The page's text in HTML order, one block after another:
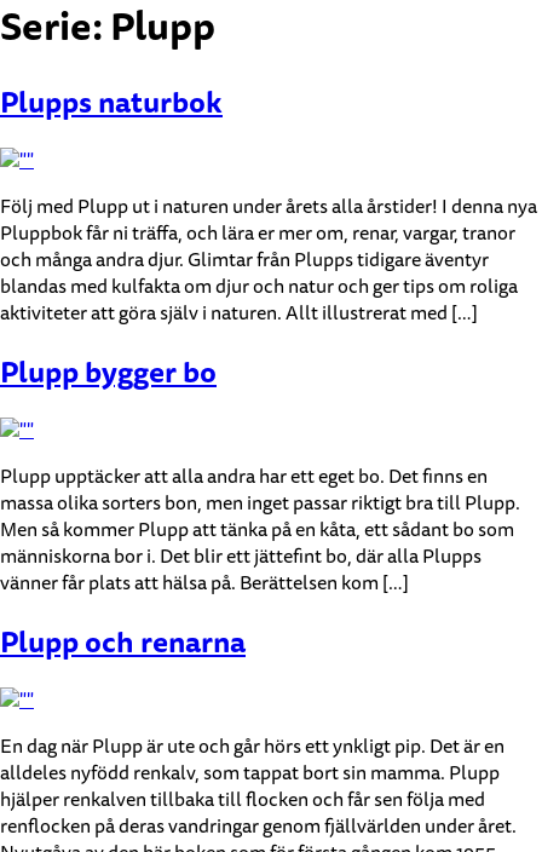
Serie:Plupp
Plupps naturbok
Följ med Plupp ut i naturen under årets alla årstider! I denna nya
Pluppbok får ni träffa, och lära er mer om, renar, vargar, tranor
och många andra djur. Glimtar från Plupps tidigare äventyr
blandas med kulfakta om djur och natur och ger tips om roliga
aktiviteter att göra själv i naturen. Allt illustrerat med […]
Plupp bygger bo
Plupp upptäcker att alla andra har ett eget bo. Det finns en
massa olika sorters bon, men inget passar riktigt bra till Plupp.
Men så kommer Plupp att tänka på en kåta, ett sådant bo som
människorna bor i. Det blir ett jättefint bo, där alla Plupps
vänner får plats att hälsa på. Berättelsen kom […]
Plupp och renarna
En dag när Plupp är ute och går hörs ett ynkligt pip. Det är en
alldeles nyfödd renkalv, som tappat bort sin mamma. Plupp
hjälper renkalven tillbaka till flocken och får sen följa med
renflocken på deras vandringar genom fjällvärlden under året.